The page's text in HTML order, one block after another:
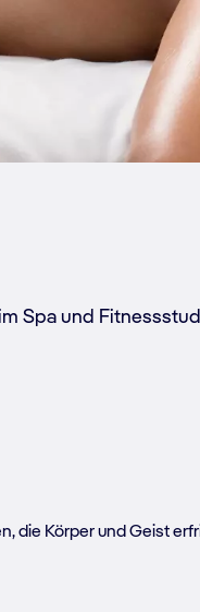
Spa und
die Körper und Geist